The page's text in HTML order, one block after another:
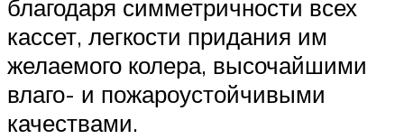
благодаря симметричности всех
кассет, легкости придания им
желаемого колера, высочайшими
влаго- и пожароустойчивыми
качествами.